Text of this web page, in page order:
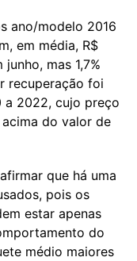
ano/modelo 2016
em média, R$
mas 1,7%
recuperação foi
a 2022, cujo preço
acima do valor de
que há uma
pois os
estar apenas
do
médio maiores